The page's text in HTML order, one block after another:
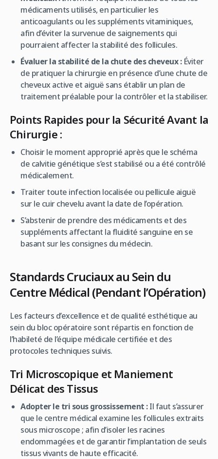
médicaments utilisés, en particulier les
anticoagulants ou les suppléments vitaminiques,
afin d’éviter la survenue de saignements qui
pourraient affecter la stabilité des follicules.
Évaluer la stabilité de la chute des cheveux :Éviter
de pratiquer la chirurgie en présence d’une chute de
cheveux active et aiguë sans établir un plan de
traitement préalable pour la contrôler et la stabiliser.
Points Rapides pour la Sécurité Avant la
Chirurgie :
Choisir le moment approprié après que le schéma
de calvitie génétique s’est stabilisé ou a été contrôlé
médicalement.
Traiter toute infection localisée ou pellicule aiguë
sur le cuir chevelu avant la date de l’opération.
S’abstenir de prendre des médicaments et des
suppléments affectant la fluidité sanguine en se
basant sur les consignes du médecin.
Standards Cruciaux au Sein du
Centre Médical (Pendant l’Opération)
Les facteurs d’excellence et de qualité esthétique au
sein du bloc opératoire sont répartis en fonction de
l’habileté de l’équipe médicale certifiée et des
protocoles techniques suivis.
Tri Microscopique et Maniement
Délicat des Tissus
Adopter le tri sous grossissement :Il faut s’assurer
que le centre médical examine les follicules extraits
sous microscope ; afin d’isoler les racines
endommagées et de garantir l’implantation de seuls
tissus vivants de haute efficacité.